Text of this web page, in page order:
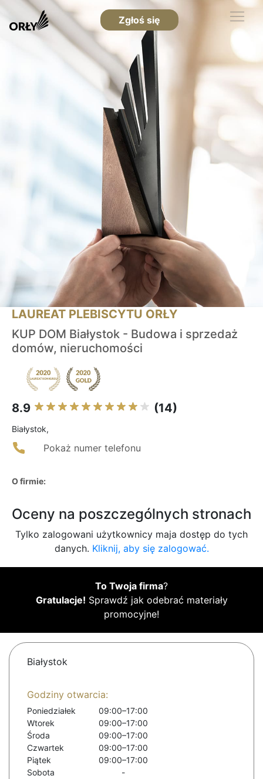
Zgłoś się
LAUREAT PLEBISCYTU ORŁY
KUP DOM Białystok - Budowa i sprzedaż
domów, nieruchomości
8.9 (14)
Białystok,
Pokaż numer telefonu
O firmie:
Oceny na poszczególnych stronach
Tylko zalogowani użytkownicy maja dostęp do tych
danych. Kliknij, aby się zalogować.
To Twoja firma?
Gratulacje! Sprawdź jak odebrać materiały
promocyjne!
Białystok
Godziny otwarcia:
Poniedziałek
09:00–17:00
Wtorek
09:00–17:00
Środa
09:00–17:00
Czwartek
09:00–17:00
Piątek
09:00–17:00
Sobota
-